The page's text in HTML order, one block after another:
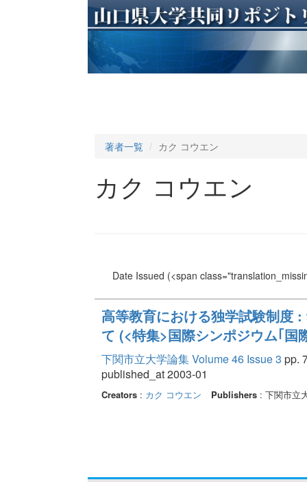
著者一覧 カク コウエン
カク コウエン
Date Issued (<span
高等教育における独学試験制度
て (<特集>国際シンポジウム｢国
下関市立大学論集 Volume 46 Issue 3 pp.
published_at 2003-01
Creators: カク コウエン Publishers: 下関市立